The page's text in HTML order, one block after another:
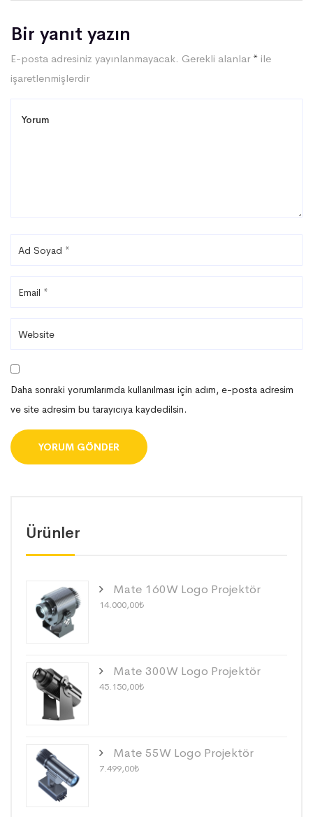
Ürünler
Mate 160W Logo Projektör
14.000,00₺
Mate 300W Logo Projektör
45.150,00₺
Mate 55W Logo Projektör
7.499,00₺
Bir yanıt yazın
E-posta adresiniz yayınlanmayacak. Gerekli alanlar * ile
işaretlenmişlerdir
Daha sonraki yorumlarımda kullanılması için adım, e-posta adresim
ve site adresim bu tarayıcıya kaydedilsin.